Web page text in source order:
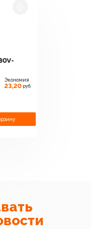
Экономия
23,20 руб.